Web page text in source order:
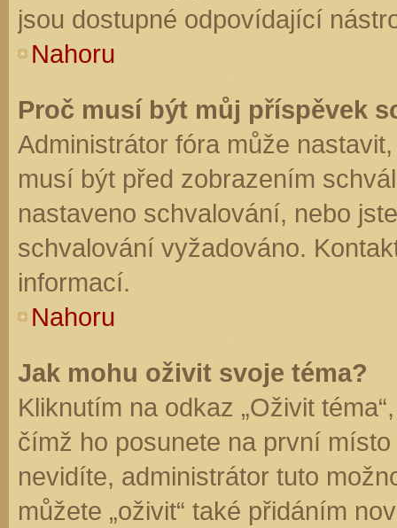
jsou dostupné odpovídající
Nahoru
Proč musí být můj příspěvek
Administrátor fóra může
musí být před zobrazením
nastaveno schvalování, nebo
schvalování vyžadováno.
informací.
Nahoru
Jak mohu oživit svoje téma?
Kliknutím na odkaz „Oživit
čímž ho posunete na první
nevidíte, administrátor tuto
můžete „oživit“ také přidáním